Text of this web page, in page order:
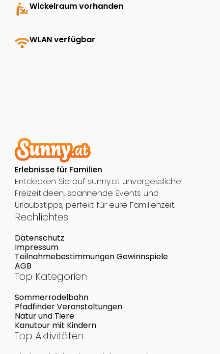
baby_changing_stationWickelraum vorhanden
wifiWLAN verfügbar
Erlebnisse für Familien
Entdecken Sie auf sunny.at unvergessliche
Freizeitideen, spannende Events und
Urlaubstipps, perfekt für eure Familienzeit.
Rechlichtes
Datenschutz
Impressum
Teilnahmebestimmungen Gewinnspiele
AGB
Top Kategorien
Sommerrodelbahn
Pfadfinder Veranstaltungen
Natur und Tiere
Kanutour mit Kindern
Top Aktivitäten